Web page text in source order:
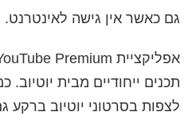
גם כאשר אין גישה לאינטרנט.
תכנים ייחודיים מבית
לצפות בסרטוני יוטיוב ברקע